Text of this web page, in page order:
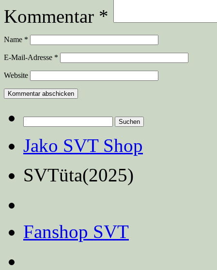
Kommentar *
Name *
E-Mail-Adresse *
Website
nach:
Jako SVT Shop
SVTüta(2025)
Fanshop SVT